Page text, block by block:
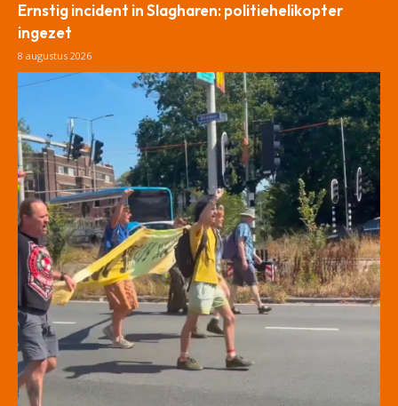
Ernstig incident in Slagharen: politiehelikopter
ingezet
8 augustus 2026